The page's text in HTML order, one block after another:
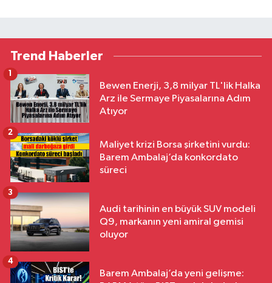
Trend Haberler
Bewen Enerji, 3,8 milyar TL'lik Halka
Arz ile Sermaye Piyasalarına Adım
Atıyor
1
Maliyet krizi Borsa şirketini vurdu:
Barem Ambalaj’da konkordato
süreci
2
Audi tarihinin en büyük SUV modeli
Q9, markanın yeni amiral gemisi
oluyor
3
Barem Ambalaj’da yeni gelişme:
4